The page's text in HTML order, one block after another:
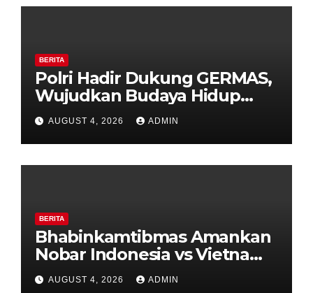
BERITA
Polri Hadir Dukung GERMAS,
Wujudkan Budaya Hidup
Sehat di Kecamatan Pabelan
AUGUST 4, 2026 ADMIN
BERITA
Bhabinkamtibmas Amankan
Nobar Indonesia vs Vietnam
di Alun-Alun Bung Karno,
AUGUST 4, 2026 ADMIN